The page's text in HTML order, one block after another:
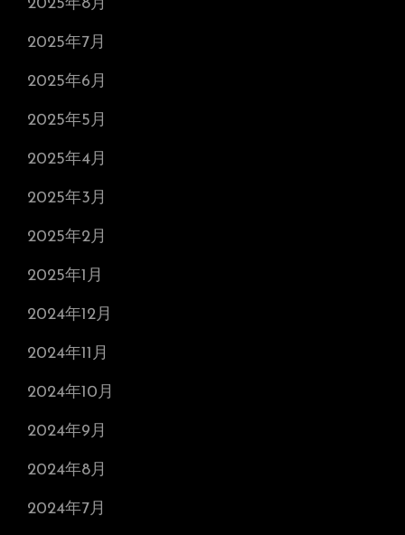
2025年8月
2025年7月
2025年6月
2025年5月
2025年4月
2025年3月
2025年2月
2025年1月
2024年12月
2024年11月
2024年10月
2024年9月
2024年8月
2024年7月